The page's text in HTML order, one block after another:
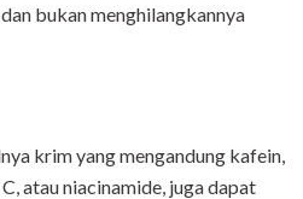
bukan menghilangkannya
krim yang mengandung kafein,
atau niacinamide, juga dapat